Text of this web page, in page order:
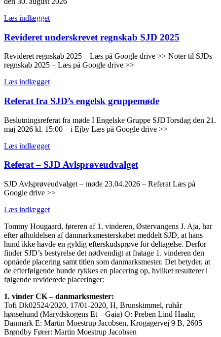
Læs indlægget
Revideret underskrevet regnskab SJD 2025
Revideret regnskab 2025 – Læs på Google drive >> Noter til SJDs
regnskab 2025 – Læs på Google drive >>
Læs indlægget
Referat fra SJD’s engelsk gruppemøde
Beslutningsreferat fra møde I Engelske Gruppe SJDTorsdag den 21.
maj 2026 kl. 15:00 – i Ejby Læs på Google drive >>
Læs indlægget
Referat – SJD Avlsprøveudvalget
SJD Avlsprøveudvalget – møde 23.04.2026 – Referat Læs på
Google drive >>
Læs indlægget
Tommy Hougaard, føreren af 1. vinderen, Østervangens J. Aja, har
efter afholdelsen af danmarksmesterskabet meddelt SJD, at hans
hund ikke havde en gyldig efterskudsprøve for deltagelse. Derfor
finder SJD’s bestyrelse det nødvendigt at fratage 1. vinderen den
opnåede placering samt titlen som danmarksmester. Det betyder, at
de efterfølgende hunde rykkes en placering op, hvilket resulterer i
følgende reviderede placeringer:
1. vinder CK – danmarksmester:
Tofi Dk02524/2020, 17/01-2020, H, Brunskimmel, ruhår
hønsehund (Marydskogens Et – Gaia) O: Preben Lind Haahr,
Danmark E: Martin Moestrup Jacobsen, Krogagervej 9 B, 2605
Brøndby Fører: Martin Moestrup Jacobsen